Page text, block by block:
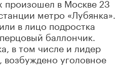
метро «Лубянка».
в лицо подростка
баллончик.
в том числе и лидер
возбуждено уголовное